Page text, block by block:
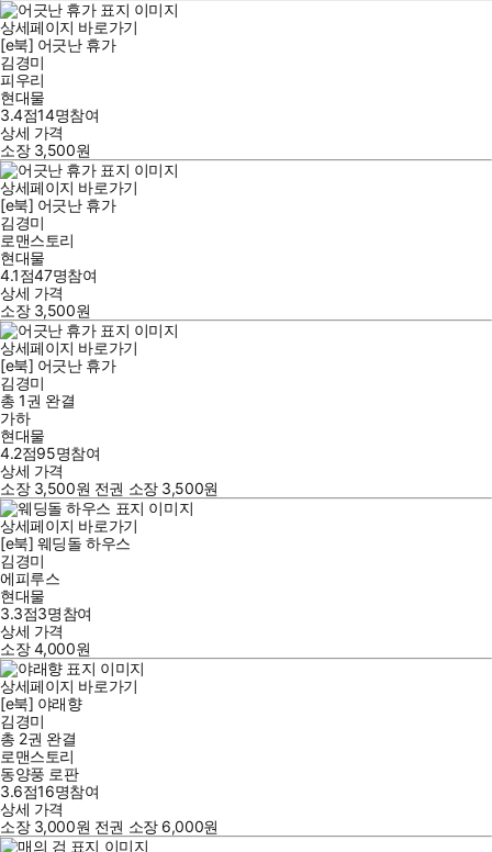
상세페이지 바로가기
[e북] 어긋난 휴가
김경미
피우리
현대물
3.4점14명참여
상세 가격
소장 3,500원
상세페이지 바로가기
[e북] 어긋난 휴가
김경미
로맨스토리
현대물
4.1점47명참여
상세 가격
소장 3,500원
상세페이지 바로가기
[e북] 어긋난 휴가
김경미
총 1권 완결
가하
현대물
4.2점95명참여
상세 가격
소장 3,500원 전권 소장 3,500원
상세페이지 바로가기
[e북] 웨딩돌 하우스
김경미
에피루스
현대물
3.3점3명참여
상세 가격
소장4,000원
상세페이지 바로가기
[e북] 야래향
김경미
총 2권 완결
로맨스토리
동양풍 로판
3.6점16명참여
상세 가격
소장 3,000원 전권 소장 6,000원